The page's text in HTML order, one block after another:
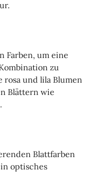
Farben, um eine
zu
rosa und lila Blumen
Blättern wie
Blattfarben
optisches